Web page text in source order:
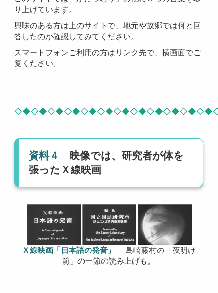
り上げています。
興味のある方は上のサイトで、地元や故郷では何と回
答したのか確認してみてください。
スマートフォンご利用の方はリンク先で、横画面でご
覧ください。
資料４
映像では、研究者が体を
張ったＸ線映画
Ｘ線映画「日本語の発音」
島崎藤村の「夜明け
前」の一節の読み上げも。